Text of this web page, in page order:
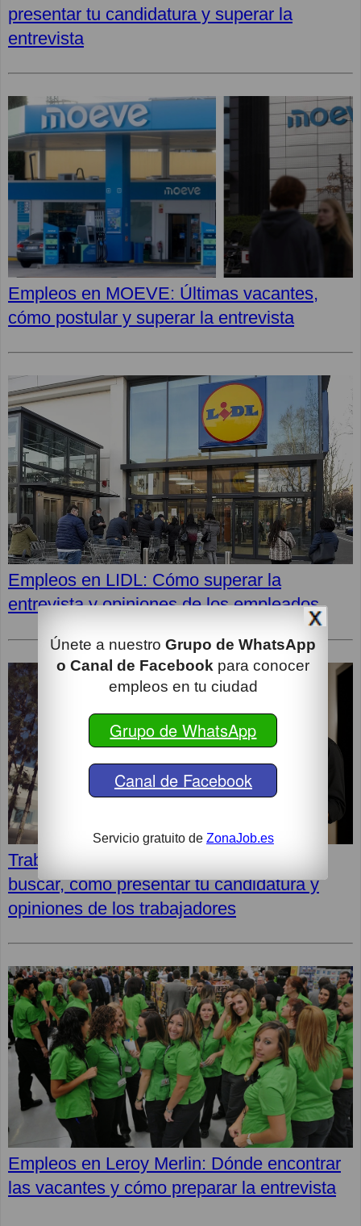
Únete a nuestro Grupo de WhatsApp
o Canal de Facebook para conocer
empleos en tu ciudad
Grupo de WhatsApp
Canal de Facebook
Servicio gratuito de ZonaJob.es
presentar tu candidatura y superar la
entrevista
Empleos en MOEVE: Últimas vacantes,
cómo postular y superar la entrevista
Empleos en LIDL: Cómo superar la
entrevista y opiniones de los empleados
Trabajos en Hoteles Iberostar: Dónde
buscar, cómo presentar tu candidatura y
opiniones de los trabajadores
Empleos en Leroy Merlin: Dónde encontrar
las vacantes y cómo preparar la entrevista